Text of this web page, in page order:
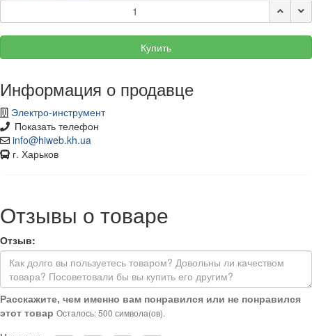
Купить
Информация о продавце
Электро-инструмент
Показать телефон
info@hiweb.kh.ua
г. Харьков
Отзывы о товаре
Отзыв:
Расскажите, чем именно вам понравился или не понравился
этот товар Осталось: 500 символа(ов).